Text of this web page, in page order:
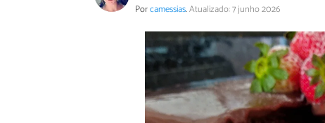
Porcamessias.Atualizado: 7 junho 2026